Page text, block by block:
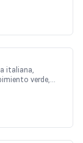
italiana,
verde,